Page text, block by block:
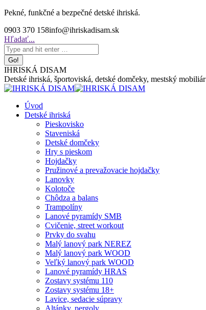
Skip
content
Pekné, funkčné a bezpečné detské ihriská.
0903 370 158info@ihriskadisam.sk
Search:
Hľadať...
IHRISKÁ DISAM
Detské ihriská, športoviská, detské domčeky, mestský mobiliár
Úvod
Detské ihriská
Pieskovisko
Staveniská
Detské domčeky
Hry s pieskom
Hojdačky
Pružinové a prevažovacie hojdačky
Lanovky
Kolotoče
Chôdza a balans
Trampolíny
Lanové pyramídy SMB
Cvičenie, street workout
Prvky do svahu
Malý lanový park NEREZ
Malý lanový park WOOD
Veľký lanový park WOOD
Lanové pyramídy HRAS
Zostavy systému 110
Zostavy systému 18+
Lavice, sedacie súpravy
Altánky, pergoly